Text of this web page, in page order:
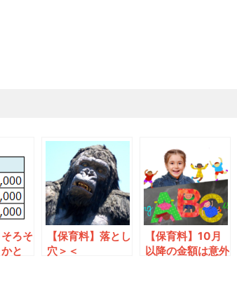
そろそ
と
【保育料】落とし
穴＞＜
【保育料】10月
以降の金額は意外